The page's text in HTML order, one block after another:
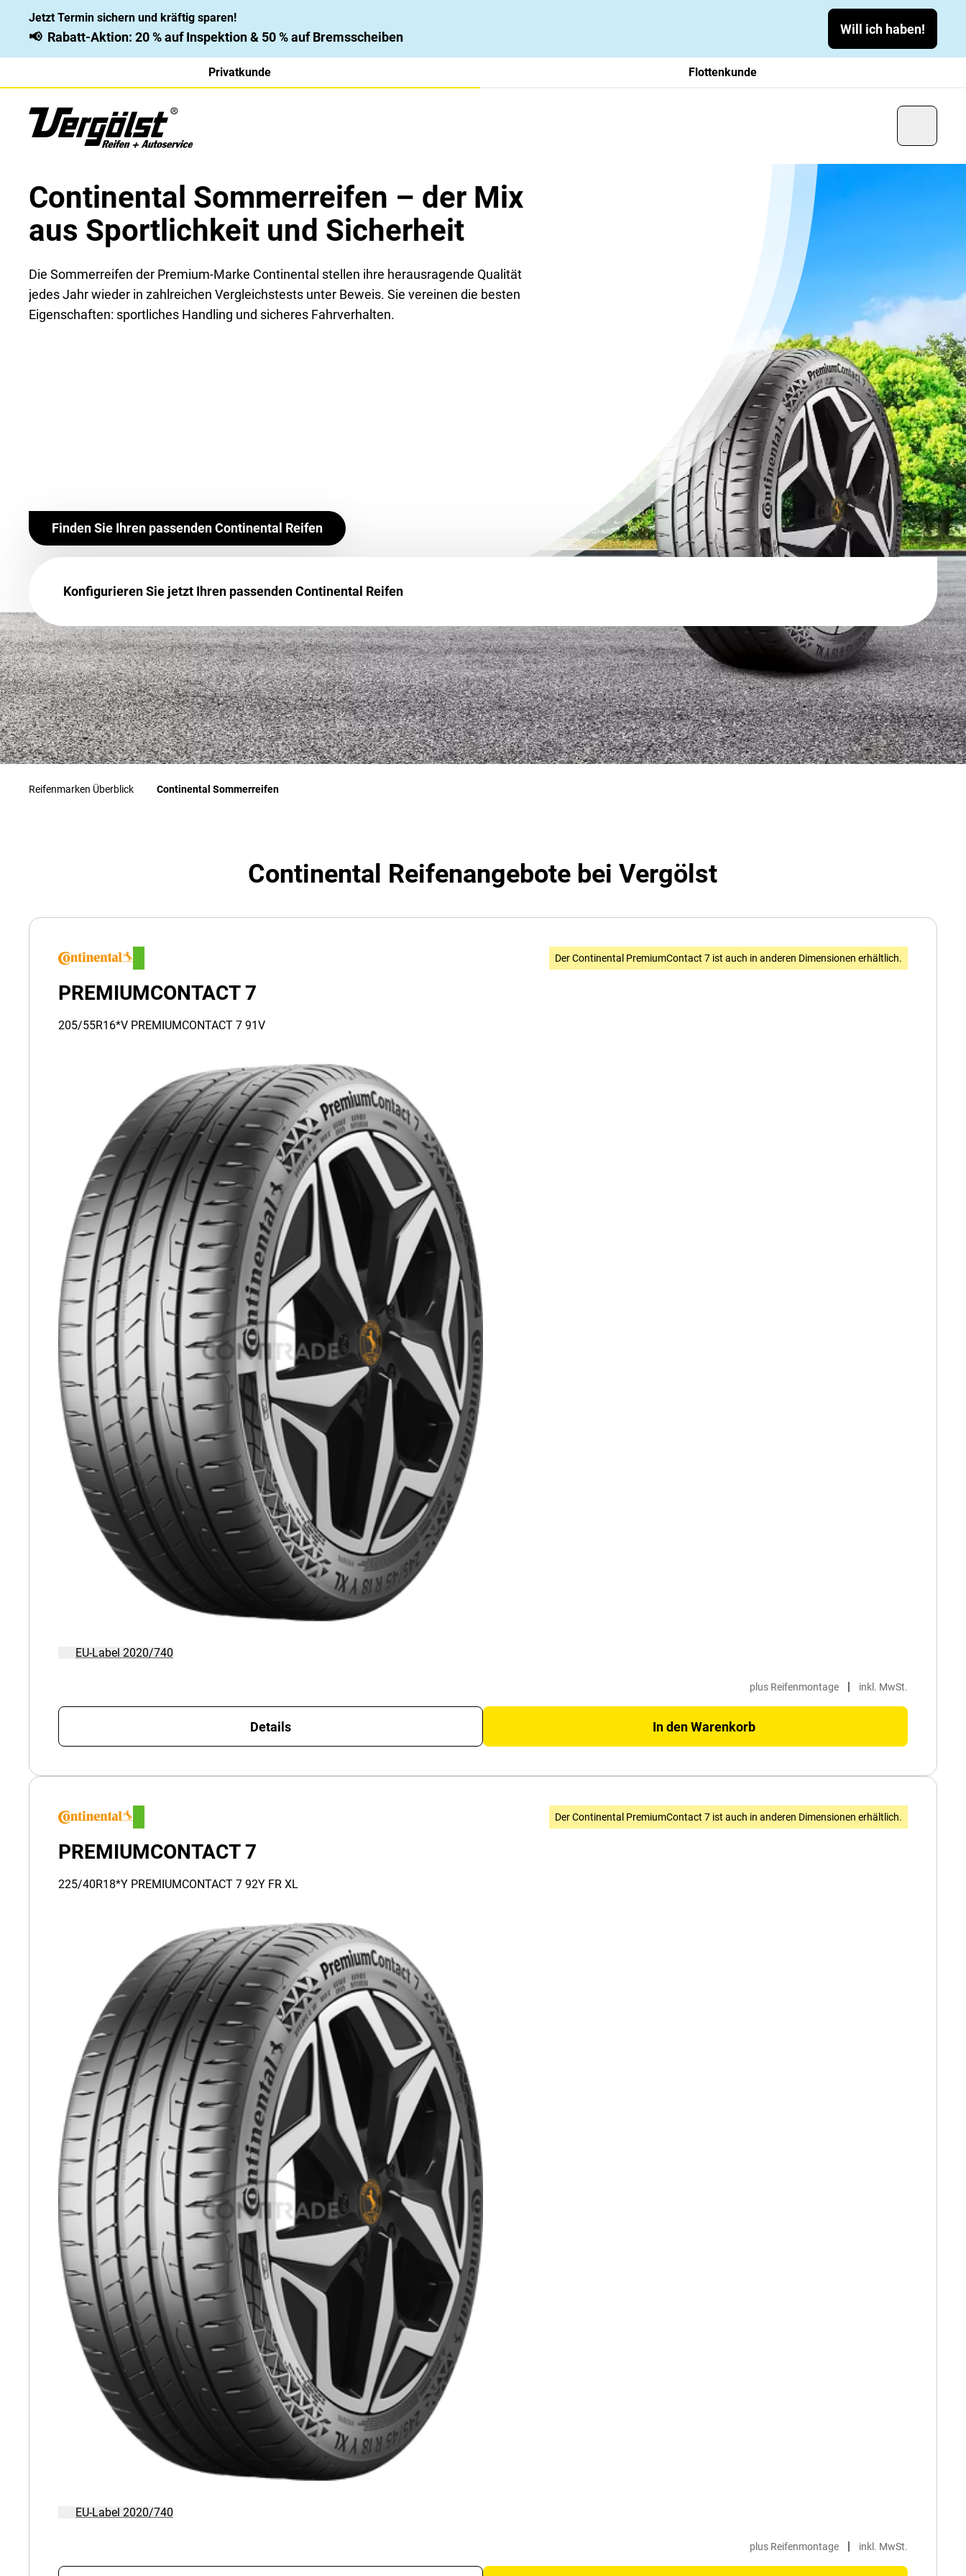
Jetzt Termin sichern und kräftig sparen!
📢 Rabatt-Aktion: 20 % auf Inspektion & 50 % auf Bremsscheiben
Will ich haben!
Privatkunde Flottenkunde
Continental Sommerreifen – der Mix
aus Sportlichkeit und Sicherheit
Die Sommerreifen der Premium-Marke Continental stellen ihre herausragende Qualität
jedes Jahr wieder in zahlreichen Vergleichstests unter Beweis. Sie vereinen die besten
Eigenschaften: sportliches Handling und sicheres Fahrverhalten.
Finden Sie Ihren passenden Continental Reifen
Konfigurieren Sie jetzt Ihren passenden Continental Reifen
Reifenmarken Überblick Continental Sommerreifen
Continental Reifenangebote bei Vergölst
Der Continental PremiumContact 7 ist auch in anderen Dimensionen erhältlich.
PREMIUMCONTACT 7
205/55R16*V PREMIUMCONTACT 7 91V
EU-Label 2020/740
plus Reifenmontage inkl. MwSt.
Details In den Warenkorb
Der Continental PremiumContact 7 ist auch in anderen Dimensionen erhältlich.
PREMIUMCONTACT 7
225/40R18*Y PREMIUMCONTACT 7 92Y FR XL
EU-Label 2020/740
plus Reifenmontage inkl. MwSt.